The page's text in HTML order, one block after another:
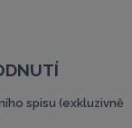
spisu (exkluzivně